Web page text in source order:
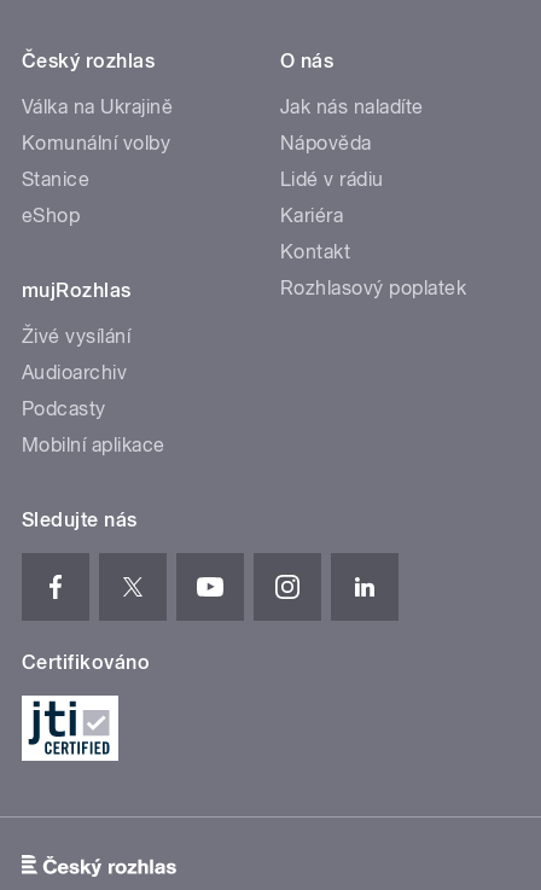
Český rozhlas
Válka na Ukrajině
Komunální volby
Stanice
eShop
mujRozhlas
Živé vysílání
Audioarchiv
Podcasty
Mobilní aplikace
O nás
Jak nás naladíte
Nápověda
Lidé v rádiu
Kariéra
Kontakt
Rozhlasový poplatek
Sledujte nás
Certifikováno